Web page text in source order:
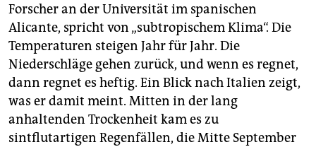
Forscher an der Universität im spanischen
Alicante, spricht von „subtropischem Klima“. Die
Temperaturen steigen Jahr für Jahr. Die
Niederschläge gehen zurück, und wenn es regnet,
dann regnet es heftig. Ein Blick nach Italien zeigt,
was er damit meint. Mitten in der lang
anhaltenden Trockenheit kam es zu
sintflutartigen Regenfällen, die Mitte September